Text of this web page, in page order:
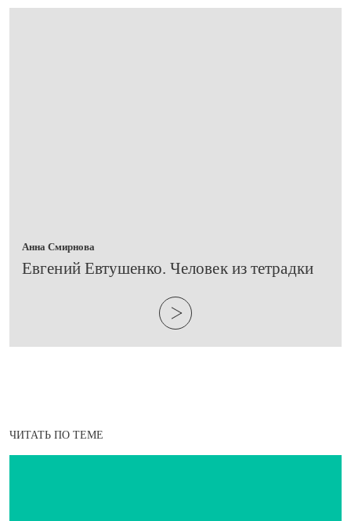
Анна Смирнова
Евгений Евтушенко. Человек из тетрадки
ЧИТАТЬ ПО ТЕМЕ